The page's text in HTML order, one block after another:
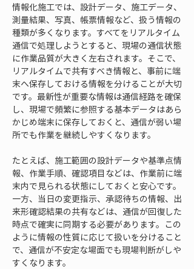
情報化施工では、設計データ、施工データ、
測量結果、写真、帳票情報など、扱う情報の
種類が多くなります。すべてをリアルタイム
通信で処理しようとすると、現場の通信状態
に作業品質が大きく左右されます。そこで、
リアルタイムで共有すべき情報と、事前に端
末へ保存しておける情報を分けることが大切
です。最新性が重要な情報は通信経路を確保
し、現場で頻繁に参照する基本データはあら
かじめ端末に保存しておくと、通信が弱い場
所でも作業を継続しやすくなります。
たとえば、施工範囲の設計データや基準点情
報、作業手順、確認項目などは、作業前に端
末内で見られる状態にしておくと安心です。
一方、当日の変更指示、承認待ちの情報、出
来形確認結果の共有などは、通信が回復した
時点で確実に同期する必要があります。この
ように情報の性質に応じて扱いを分けること
で、通信が不安定な場面でも現場判断がしや
すくなります。